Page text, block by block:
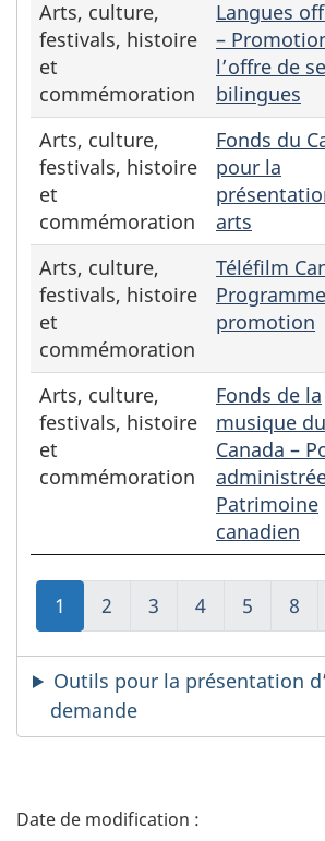
Arts, culture,
festivals, histoire
et
commémoration
Langues
–
l’offre de
bilingues
Arts, culture,
festivals, histoire
et
commémoration
Fonds du
pour la
arts
Arts, culture,
festivals, histoire
et
commémoration
Téléfilm
promotion
Arts, culture,
festivals, histoire
et
commémoration
Fonds de la
musique du
Canada –
Patrimoine
canadien
Aller
à:
Page
1
Aller
à:
Page
2
Aller
à:
Page
3
Aller
à:
Page
4
Aller
à:
Page
5
Aller
à:
8
Outils pour la présentation
demande
D